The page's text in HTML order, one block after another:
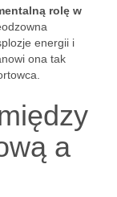
rolę w
energii i
ona tak
a